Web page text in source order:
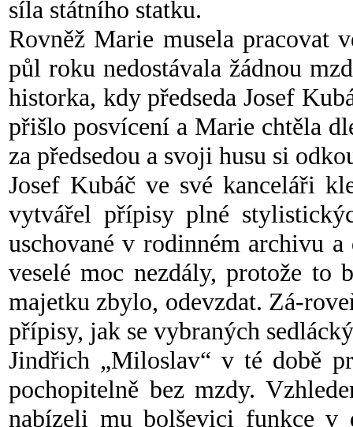
síla státního statku.
Rovněž Marie musela pracovat
půl roku nedostávala žádnou
historka, kdy předseda Josef
přišlo posvícení a Marie chtěla
za předsedou a svoji husu si
Josef Kubáč ve své kanceláři
vytvářel přípisy plné
uschované v rodinném archivu
veselé moc nezdály, protože
majetku zbylo, odevzdat. Zá-
přípisy, jak se vybraných
Jindřich „Miloslav“ v té době
pochopitelně bez mzdy.
nabízeli mu bolševici funkce v